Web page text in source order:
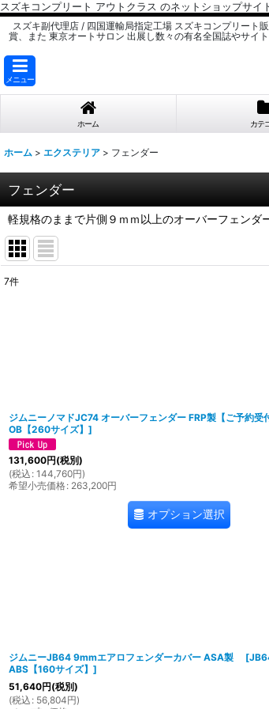
スズキコンプリート アウトクラス のネットショップサイ
スズキ副代理店 / 四国運輸局指定工場 スズキコンプリート
賞、また 東京オートサロン 出展し数々の有名全国誌やサ
メニュー
ホーム カテ
ホーム > エクステリア > フェンダー
フェンダー
軽規格のままで片側９ｍｍ以上のオーバーフェンダ
7件
ジムニーノマドJC74 オーバーフェンダー FRP製【ご予約受
OB【260サイズ】 ]
131,600円(税別)
(税込 : 144,760円)
希望小売価格: 263,200円
オプション選択
ジムニーJB64 9mmエアロフェンダーカバー ASA製 [
ABS【160サイズ】 ]
51,640円(税別)
(税込 : 56,804円)